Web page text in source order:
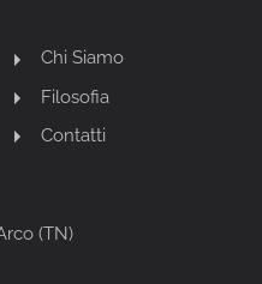
Chi Siamo
Filosofia
Contatti
(TN)